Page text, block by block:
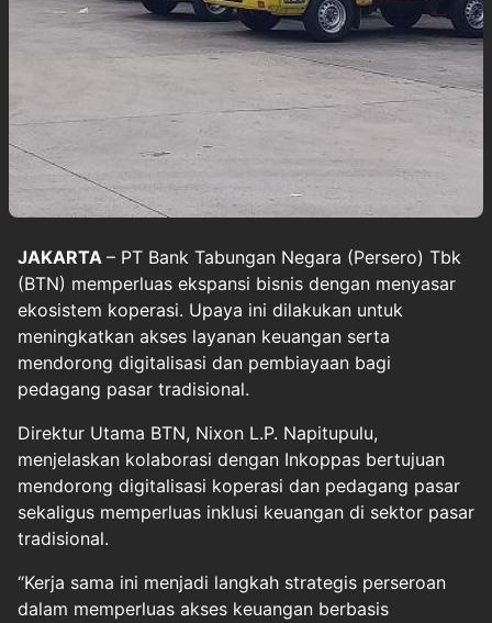
JAKARTA – PT Bank Tabungan Negara (Persero) Tbk
(BTN) memperluas ekspansi bisnis dengan menyasar
ekosistem koperasi. Upaya ini dilakukan untuk
meningkatkan akses layanan keuangan serta
mendorong digitalisasi dan pembiayaan bagi
pedagang pasar tradisional.
Direktur Utama BTN, Nixon L.P. Napitupulu,
menjelaskan kolaborasi dengan Inkoppas bertujuan
mendorong digitalisasi koperasi dan pedagang pasar
sekaligus memperluas inklusi keuangan di sektor pasar
tradisional.
“Kerja sama ini menjadi langkah strategis perseroan
dalam memperluas akses keuangan berbasis